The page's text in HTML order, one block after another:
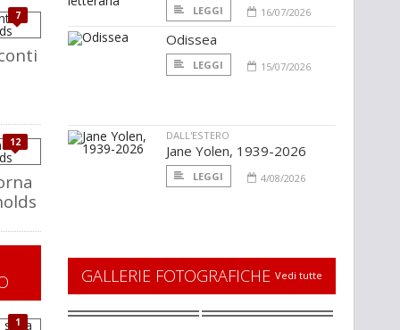
7
12
1
LEGGI 16/07/2026
Odissea
LEGGI 15/07/2026
DALL'ESTERO
Jane Yolen, 1939-2026
LEGGI 4/08/2026
GALLERIE FOTOGRAFICHE Vedi tutte